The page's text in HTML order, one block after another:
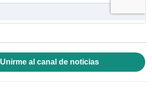
Unirme al canal de noticias